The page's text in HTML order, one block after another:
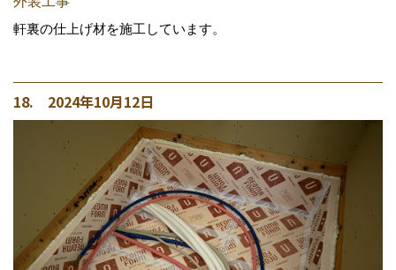
軒裏の仕上げ材を施工しています。
18. 2024年10月12日